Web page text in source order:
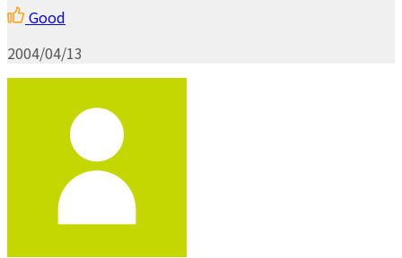
Good
2004/04/13